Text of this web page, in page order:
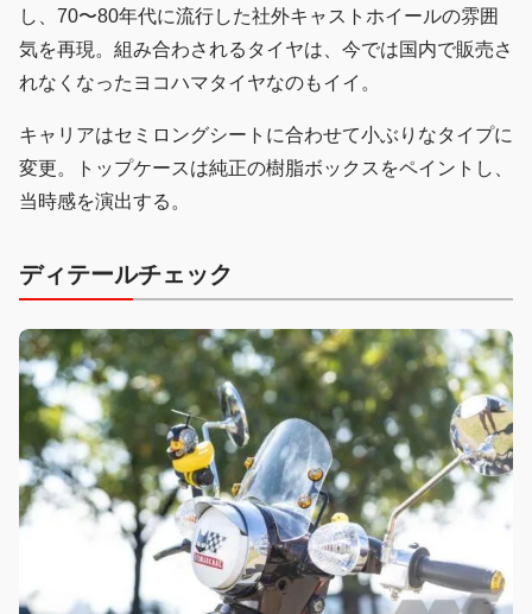
し、70〜80年代に流行した社外キャストホイールの雰囲
気を再現。組み合わされるタイヤは、今では国内で販売さ
れなくなったヨコハマタイヤなのもイイ。
キャリアはセミロングシートに合わせて小ぶりなタイプに
変更。トップケースは純正の樹脂ボックスをペイントし、
当時感を演出する。
ディテールチェック